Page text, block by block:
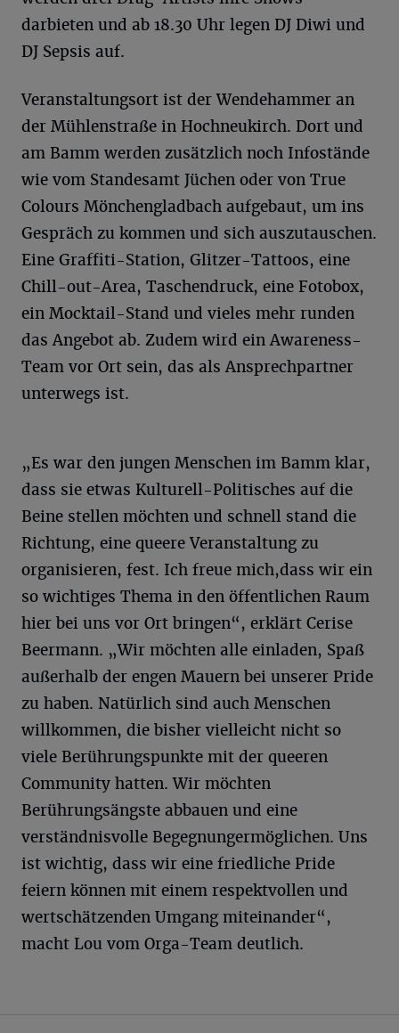
darbieten und ab 18.30 Uhr legen DJ Diwi und
DJ Sepsis auf.
Veranstaltungsort ist der Wendehammer an
der Mühlenstraße in Hochneukirch. Dort und
am Bamm werden zusätzlich noch Infostände
wie vom Standesamt Jüchen oder von True
Colours Mönchengladbach aufgebaut, um ins
Gespräch zu kommen und sich auszutauschen.
Eine Graffiti-Station, Glitzer-Tattoos, eine
Chill-out-Area, Taschendruck, eine Fotobox,
ein Mocktail-Stand und vieles mehr runden
das Angebot ab. Zudem wird ein Awareness-
Team vor Ort sein, das als Ansprechpartner
unterwegs ist.
„Es war den jungen Menschen im Bamm klar,
dass sie etwas Kulturell-Politisches auf die
Beine stellen möchten und schnell stand die
Richtung, eine queere Veranstaltung zu
organisieren, fest. Ich freue mich,dass wir ein
so wichtiges Thema in den öffentlichen Raum
hier bei uns vor Ort bringen“, erklärt Cerise
Beermann. „Wir möchten alle einladen, Spaß
außerhalb der engen Mauern bei unserer Pride
zu haben. Natürlich sind auch Menschen
willkommen, die bisher vielleicht nicht so
viele Berührungspunkte mit der queeren
Community hatten. Wir möchten
Berührungsängste abbauen und eine
verständnisvolle Begegnungermöglichen. Uns
ist wichtig, dass wir eine friedliche Pride
feiern können mit einem respektvollen und
wertschätzenden Umgang miteinander“,
macht Lou vom Orga-Team deutlich.